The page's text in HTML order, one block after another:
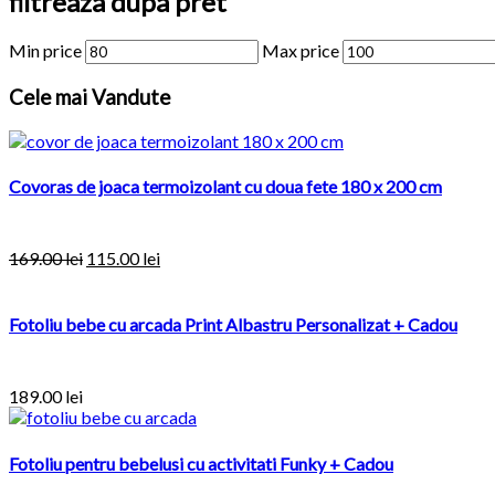
Min price Max price
Celemai Vandute
Covoras de joaca termoizolant cu doua fete 180 x 200 cm
169.00lei 115.00lei
Fotoliu bebe cu arcada Print Albastru Personalizat + Cadou
189.00lei
Fotoliu pentru bebelusi cu activitati Funky + Cadou